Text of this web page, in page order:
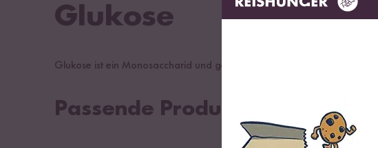
Glukose
Glukose ist ein Monosaccharid und gehört somit zu den
Passende Produkte